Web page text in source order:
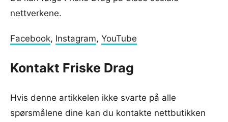
nettverkene.
Facebook, Instagram, YouTube
Kontakt Friske Drag
Hvis denne artikkelen ikke svarte på alle
spørsmålene dine kan du kontakte nettbutikken